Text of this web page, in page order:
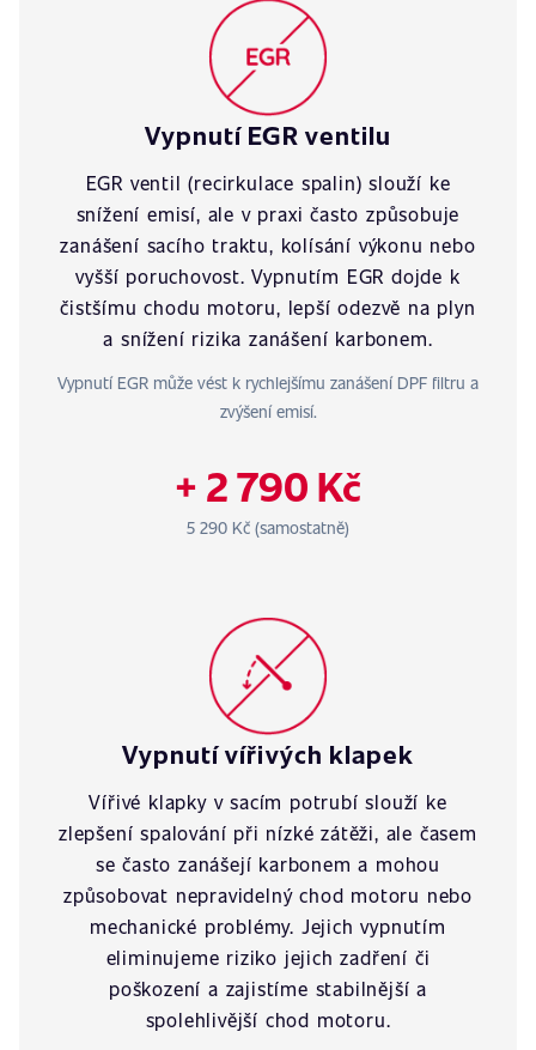
Vypnutí EGR ventilu
EGR ventil (recirkulace spalin) slouží ke
snížení emisí, ale v praxi často způsobuje
zanášení sacího traktu, kolísání výkonu nebo
vyšší poruchovost. Vypnutím EGR dojde k
čistšímu chodu motoru, lepší odezvě na plyn
a snížení rizika zanášení karbonem.
Vypnutí EGR může vést k rychlejšímu zanášení DPF filtru a
zvýšení emisí.
+ 2 790 Kč
5 290 Kč (samostatně)
Vypnutí vířivých klapek
Vířivé klapky v sacím potrubí slouží ke
zlepšení spalování při nízké zátěži, ale časem
se často zanášejí karbonem a mohou
způsobovat nepravidelný chod motoru nebo
mechanické problémy. Jejich vypnutím
eliminujeme riziko jejich zadření či
poškození a zajistíme stabilnější a
spolehlivější chod motoru.